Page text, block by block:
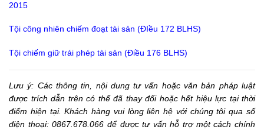
2015
Tội công nhiên chiếm đoạt tài sản (ĐIều 172 BLHS)
Tội chiếm giữ trái phép tài sản (Điều 176 BLHS)
Lưu ý: Các thông tin, nội dung tư vấn hoặc văn bản pháp luật
được trích dẫn trên có thể đã thay đổi hoặc hết hiệu lực tại thời
điểm hiện tại. Khách hàng vui lòng liên hệ với chúng tôi qua số
điện thoại: 0867.678.066 để được tư vấn hỗ trợ một cách chính